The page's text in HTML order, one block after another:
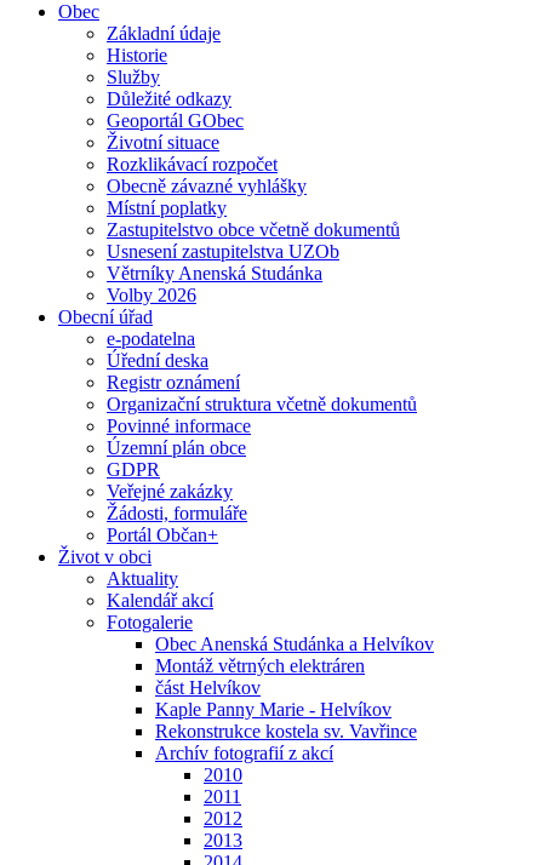
Obec
Základní údaje
Historie
Služby
Důležité odkazy
Geoportál GObec
Životní situace
Rozklikávací rozpočet
Obecně závazné vyhlášky
Místní poplatky
Zastupitelstvo obce včetně dokumentů
Usnesení zastupitelstva UZOb
Větrníky Anenská Studánka
Volby 2026
Obecní úřad
e-podatelna
Úřední deska
Registr oznámení
Organizační struktura včetně dokumentů
Povinné informace
Územní plán obce
GDPR
Veřejné zakázky
Žádosti, formuláře
Portál Občan+
Život v obci
Aktuality
Kalendář akcí
Fotogalerie
Obec Anenská Studánka a Helvíkov
Montáž větrných elektráren
část Helvíkov
Kaple Panny Marie - Helvíkov
Rekonstrukce kostela sv. Vavřince
Archív fotografií z akcí
2010
2011
2012
2013